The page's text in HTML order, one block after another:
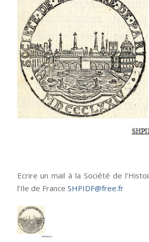
Ecrire un mail à la Société de
l’Ile de France SHPIDF@free.fr